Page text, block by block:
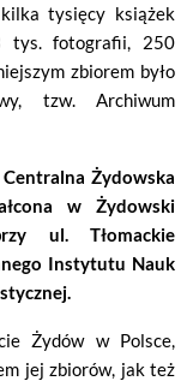
tysięcy książek
tys. fotografii, 250
zbiorem było
tzw. Archiwum
Żydowska
w Żydowski
ul. Tłomackie
Instytutu Nauk
Żydów w Polsce,
jej zbiorów, jak też